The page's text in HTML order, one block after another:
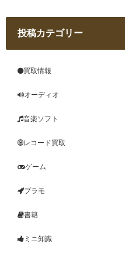
投稿カテゴリー
買取情報
オーディオ
音楽ソフト
レコード買取
ゲーム
プラモ
書籍
ミニ知識